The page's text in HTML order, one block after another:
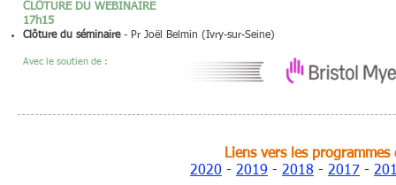
CLOTURE DU WEBINAIRE
17h15
Clôture du séminaire- Pr Joël Belmin (Ivry-sur-Seine)
Avec le soutien de :
Liens vers les
2020 - 2019 - 2018 - 2017 -